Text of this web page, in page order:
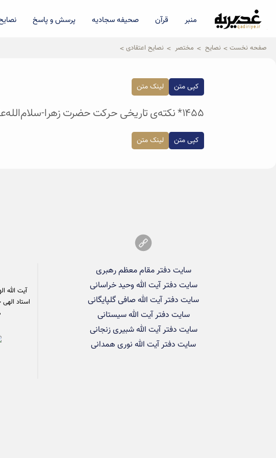
qadiriye.ir
نشریه ی غدیریه-بیانات استاد
منبر قرآن صحیفه سجادیه پرسش و پاسخ
صفحه نخست نصایح مختصر نصایح اعتقادی
کپی متن لینک متن
۱۴۵۵* نکته‌ی تاریخی حرکت حضرت زهرا-سلام‌الله‌علیها- چیست؟ آن نکته حرکت ایشان این است که مُشت نفاق را باز کنند.
کپی متن لینک متن
سایت دفتر مقام معظم رهبری
سایت دفتر آیت الله وحید خراسانی
سایت دفتر آیت الله صافی گلپایگانی
سایت دفتر آیت الله سیستانی
سایت دفتر آیت الله شبیری زنجانی
سایت دفتر آیت الله نوری همدانی
آیت الله
استاد